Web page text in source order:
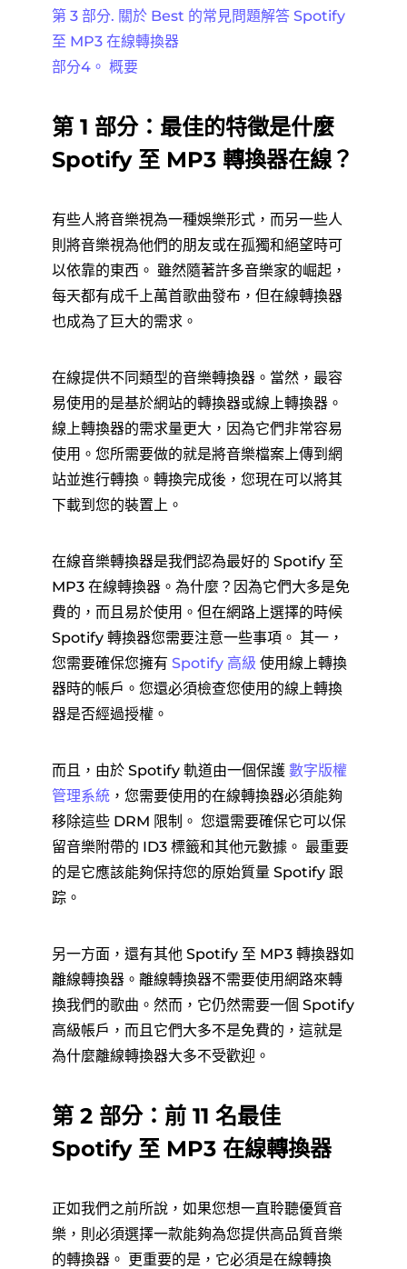
第 3 部分. 關於 Best 的常見問題解答 Spotify
至 MP3 在線轉換器
部分4。 概要
第 1 部分：最佳的特徵是什麼
Spotify 至 MP3 轉換器在線？
有些人將音樂視為一種娛樂形式，而另一些人
則將音樂視為他們的朋友或在孤獨和絕望時可
以依靠的東西。 雖然隨著許多音樂家的崛起，
每天都有成千上萬首歌曲發布，但在線轉換器
也成為了巨大的需求。
在線提供不同類型的音樂轉換器。當然，最容
易使用的是基於網站的轉換器或線上轉換器。
線上轉換器的需求量更大，因為它們非常容易
使用。您所需要做的就是將音樂檔案上傳到網
站並進行轉換。轉換完成後，您現在可以將其
下載到您的裝置上。
在線音樂轉換器是我們認為最好的 Spotify 至
MP3 在線轉換器。為什麼？因為它們大多是免
費的，而且易於使用。但在網路上選擇的時候
Spotify 轉換器您需要注意一些事項。 其一，
您需要確保您擁有 Spotify 高級 使用線上轉換
器時的帳戶。您還必須檢查您使用的線上轉換
器是否經過授權。
而且，由於 Spotify 軌道由一個保護 數字版權
管理系統，您需要使用的在線轉換器必須能夠
移除這些 DRM 限制。 您還需要確保它可以保
留音樂附帶的 ID3 標籤和其他元數據。 最重要
的是它應該能夠保持您的原始質量 Spotify 跟
踪。
另一方面，還有其他 Spotify 至 MP3 轉換器如
離線轉換器。離線轉換器不需要使用網路來轉
換我們的歌曲。然而，它仍然需要一個 Spotify
高級帳戶，而且它們大多不是免費的，這就是
為什麼離線轉換器大多不受歡迎。
第 2 部分：前 11 名最佳
Spotify 至 MP3 在線轉換器
正如我們之前所說，如果您想一直聆聽優質音
樂，則必須選擇一款能夠為您提供高品質音樂
的轉換器。 更重要的是，它必須是在線轉換